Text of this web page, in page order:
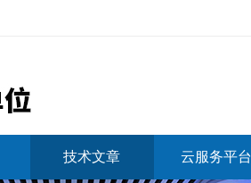
技术文章 云服务平台